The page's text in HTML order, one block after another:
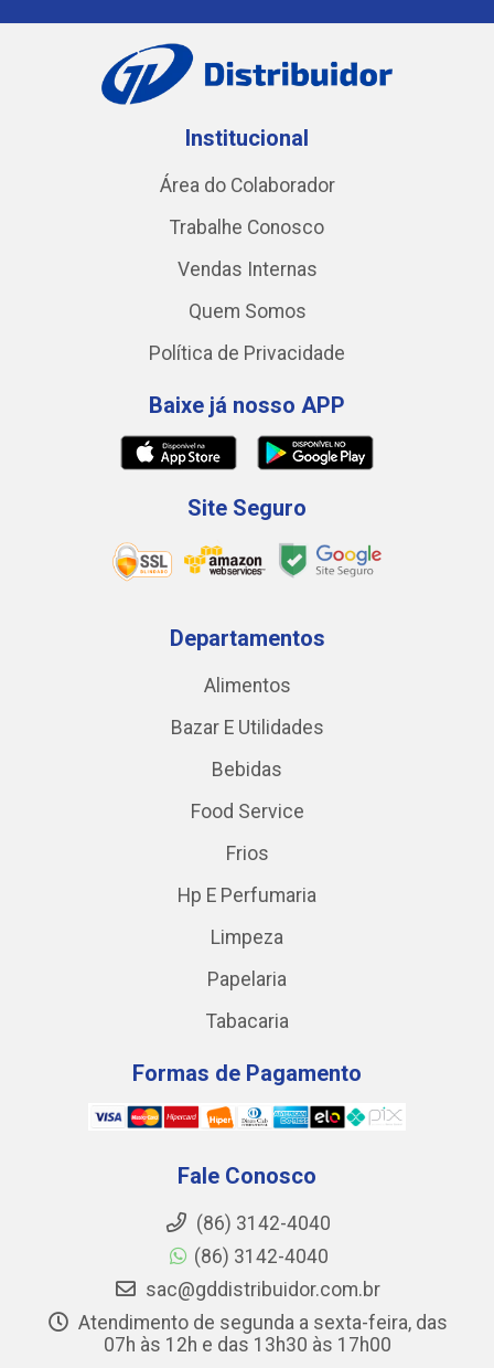
Institucional
Área do Colaborador
Trabalhe Conosco
Vendas Internas
Quem Somos
Política de Privacidade
Baixe já nosso APP
Site Seguro
Departamentos
Alimentos
Bazar E Utilidades
Bebidas
Food Service
Frios
Hp E Perfumaria
Limpeza
Papelaria
Tabacaria
Formas de Pagamento
Fale Conosco
(86) 3142-4040
(86) 3142-4040
sac@gddistribuidor.com.br
Atendimento de segunda a sexta-feira, das
07h às 12h e das 13h30 às 17h00